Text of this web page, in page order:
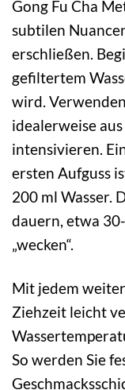
Gong Fu Cha
subtilen
erschließen.
gefiltertem
wird.
idealerweise
intensivieren.
ersten Aufguss
200 ml Wasser.
dauern, etwa
„wecken“.
Mit jedem
Ziehzeit leicht
So werden Sie